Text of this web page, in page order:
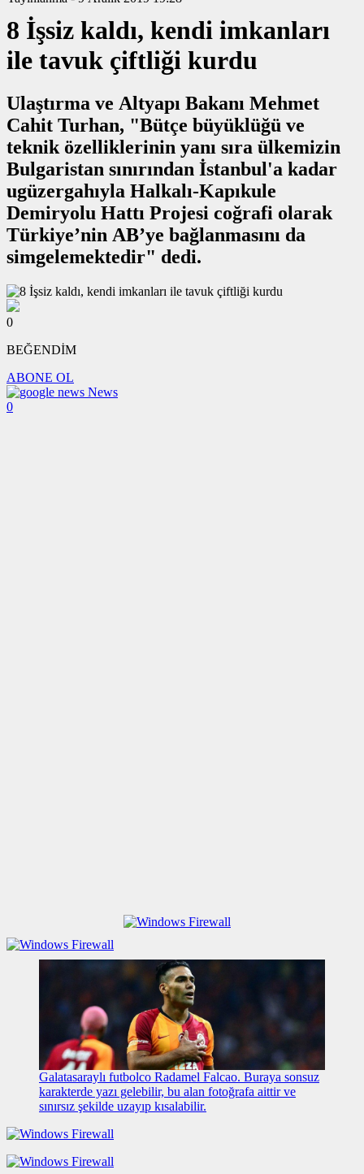
8 İşsiz kaldı, kendi imkanları
ile tavuk çiftliği kurdu
Ulaştırma ve Altyapı Bakanı Mehmet
Cahit Turhan, "Bütçe büyüklüğü ve
teknik özelliklerinin yanı sıra ülkemizin
Bulgaristan sınırından İstanbul'a kadar
ugüzergahıyla Halkalı-Kapıkule
Demiryolu Hattı Projesi coğrafi olarak
Türkiye’nin AB’ye bağlanmasını da
simgelemektedir" dedi.
0
BEĞENDİM
ABONE OL
News
0
Galatasaraylı futbolco Radamel Falcao. Buraya sonsuz
karakterde yazı gelebilir, bu alan fotoğrafa aittir ve
sınırsız şekilde uzayıp kısalabilir.